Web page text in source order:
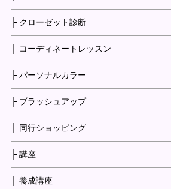
├ クローゼット診断
├ コーディネートレッスン
├ パーソナルカラー
├ ブラッシュアップ
├ 同行ショッピング
├ 講座
├ 養成講座